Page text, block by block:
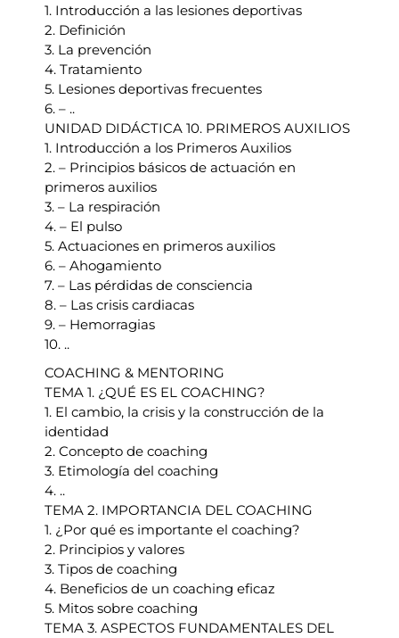
1. Introducción a las lesiones deportivas
2. Definición
3. La prevención
4. Tratamiento
5. Lesiones deportivas frecuentes
6. – ..
UNIDAD DIDÁCTICA 10. PRIMEROS AUXILIOS
1. Introducción a los Primeros Auxilios
2. – Principios básicos de actuación en
primeros auxilios
3. – La respiración
4. – El pulso
5. Actuaciones en primeros auxilios
6. – Ahogamiento
7. – Las pérdidas de consciencia
8. – Las crisis cardiacas
9. – Hemorragias
10. ..
COACHING & MENTORING
TEMA 1. ¿QUÉ ES EL COACHING?
1. El cambio, la crisis y la construcción de la
identidad
2. Concepto de coaching
3. Etimología del coaching
4. ..
TEMA 2. IMPORTANCIA DEL COACHING
1. ¿Por qué es importante el coaching?
2. Principios y valores
3. Tipos de coaching
4. Beneficios de un coaching eficaz
5. Mitos sobre coaching
TEMA 3. ASPECTOS FUNDAMENTALES DEL